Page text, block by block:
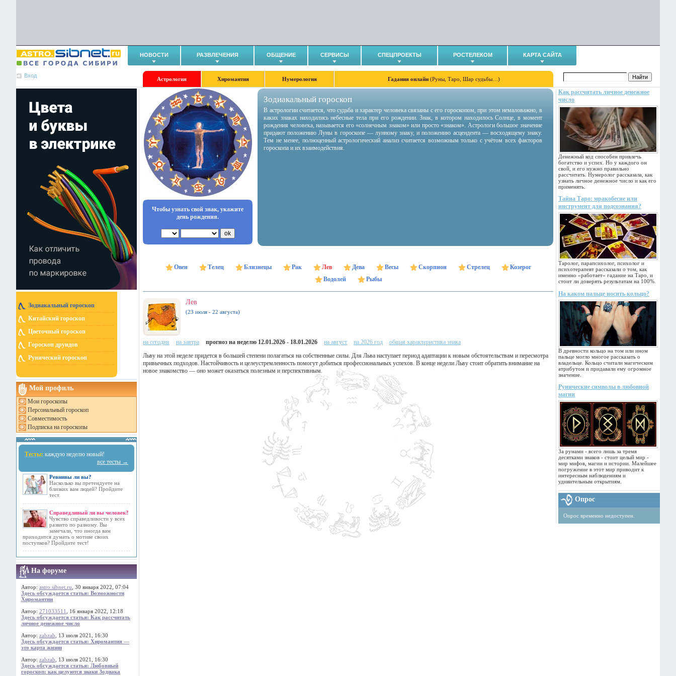
НОВОСТИ РАЗВЛЕЧЕНИЯ ОБЩЕНИЕ СЕРВИСЫ СПЕЦПРОЕКТЫ РОСТЕЛЕКОМ КАРТА САЙТА
Вход
Астрология Хиромантия Нумерология Гадания онлайн (Руны, Таро, Шар судьбы…)
Зодиакальный гороскоп
Китайский гороскоп
Цветочный гороскоп
Гороскоп друидов
Рунический гороскоп
Мой профиль
Мои гороскопы
Персональный гороскоп
Совместимость
Подписка на гороскопы
Тесты: каждую неделю новый!
все тесты →
Ревнивы ли вы?
Насколько вы претендуете на
близких вам людей? Пройдите
тест.
Справедливый ли вы человек?
Чувство справедливости у всех
развито по разному. Вы
замечали, что иногда вам
приходится думать о мотиве своих
поступков? Пройдите тест!
На форуме
Автор: astro.sibnet.ru , 30 января 2022, 07:04
Здесь обсуждается статья: Возможности
Хиромантии
Автор: 271033511
, 16 января 2022, 12:18
Здесь обсуждается статья: Как рассчитать
личное денежное число
Автор: zabzab , 13 июля 2021, 16:30
Здесь обсуждается статья: Хиромантия —
это карта жизни
Автор: zabzab , 13 июля 2021, 16:30
Здесь обсуждается статья: Любовный
гороскоп: как целуются знаки Зодиака
Как рассчитать личное денежное
число
Денежный код способен привлечь
богатство и успех. Но у каждого он
свой, и его нужно правильно
рассчитать. Нумеролог рассказала, как
узнать личное денежное число и как его
применять.
Тайна Таро: мракобесие или
инструмент для подсознания?
Таролог, парапсихолог, психолог и
психотерапевт рассказали о том, как
именно «работает» гадание на Таро, и
стоит ли доверять результатам на 100%.
На каком пальце носить кольцо?
В древности кольцо на том или ином
пальце могло многое рассказать о
владельце. Кольцо считали магическим
атрибутом и придавали ему огромное
значение.
Рунические символы в любовной
магии
За рунами - всего лишь за тремя
десятками знаков - стоит целый мир -
мир мифов, магии и истории. Малейшее
погружение в этот мир приводит к
интересным наблюдениям и
удивительным открытиям.
Опрос
Опрос временно недоступен.
Чтобы узнать свой знак, укажите
день рождения.
Зодиакальный гороскоп
В астрологии считается, что судьба и характер человека связаны с его гороскопом, при этом немаловажно, в
каких знаках находились небесные тела при его рождении. Знак, в котором находилось Солнце, в момент
рождения человека, называется его «солнечным знаком» или просто «знаком». Астрологи большое значение
придают положению Луны в гороскопе — лунному знаку, и положению асцендента — восходящему знаку.
Тем не менее, полноценный астрологический анализ считается возможным только с учётом всех факторов
гороскопа и их взаимодействия.
Овен Телец Близнецы Рак Лев Дева Весы Скорпион Стрелец
Козерог
Водолей
Рыбы
Лев
(23 июля - 22 августа)
на сегодня на завтра прогноз на неделю 12.01.2026 - 18.01.2026 на август на 2026 год
общая характеристика знака
Льву на этой неделе придется в большей степени полагаться на собственные силы. Для Льва наступает период адаптации к новым обстоятельствам и пересмотра
привычных подходов. Настойчивость и целеустремленность помогут добиться профессиональных успехов. В конце недели Льву стоит обратить внимание на
новое знакомство — оно может оказаться полезным и перспективным.